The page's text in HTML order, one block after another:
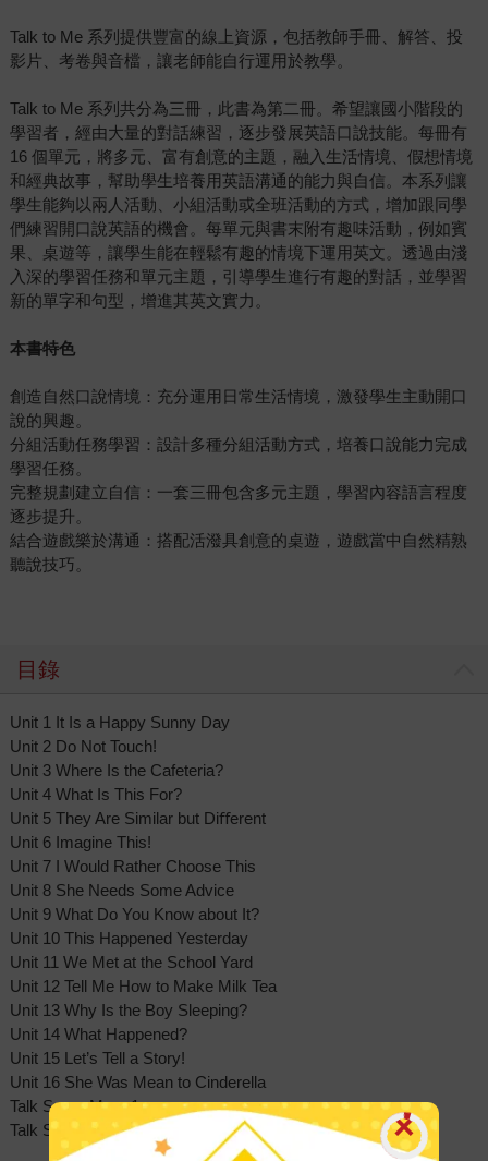
Talk to Me 系列提供豐富的線上資源，包括教師手冊、解答、投
影片、考卷與音檔，讓老師能自行運用於教學。
Talk to Me 系列共分為三冊，此書為第二冊。希望讓國小階段的
學習者，經由大量的對話練習，逐步發展英語口說技能。每冊有
16 個單元，將多元、富有創意的主題，融入生活情境、假想情境
和經典故事，幫助學生培養用英語溝通的能力與自信。本系列讓
學生能夠以兩人活動、小組活動或全班活動的方式，增加跟同學
們練習開口說英語的機會。每單元與書末附有趣味活動，例如賓
果、桌遊等，讓學生能在輕鬆有趣的情境下運用英文。透過由淺
入深的學習任務和單元主題，引導學生進行有趣的對話，並學習
新的單字和句型，增進其英文實力。
本書特色
創造自然口說情境：充分運用日常生活情境，激發學生主動開口
說的興趣。
分組活動任務學習：設計多種分組活動方式，培養口說能力完成
學習任務。
完整規劃建立自信：一套三冊包含多元主題，學習內容語言程度
逐步提升。
結合遊戲樂於溝通：搭配活潑具創意的桌遊，遊戲當中自然精熟
聽說技巧。
目錄
Unit 1 It Is a Happy Sunny Day
Unit 2 Do Not Touch!
Unit 3 Where Is the Cafeteria?
Unit 4 What Is This For?
Unit 5 They Are Similar but Diﬀerent
Unit 6 Imagine This!
Unit 7 I Would Rather Choose This
Unit 8 She Needs Some Advice
Unit 9 What Do You Know about It?
Unit 10 This Happened Yesterday
Unit 11 We Met at the School Yard
Unit 12 Tell Me How to Make Milk Tea
Unit 13 Why Is the Boy Sleeping?
Unit 14 What Happened?
Unit 15 Let’s Tell a Story!
Unit 16 She Was Mean to Cinderella
Talk Some More 1
Talk Some More 2